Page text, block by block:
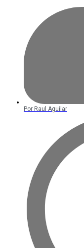
Por Raul Aguilar